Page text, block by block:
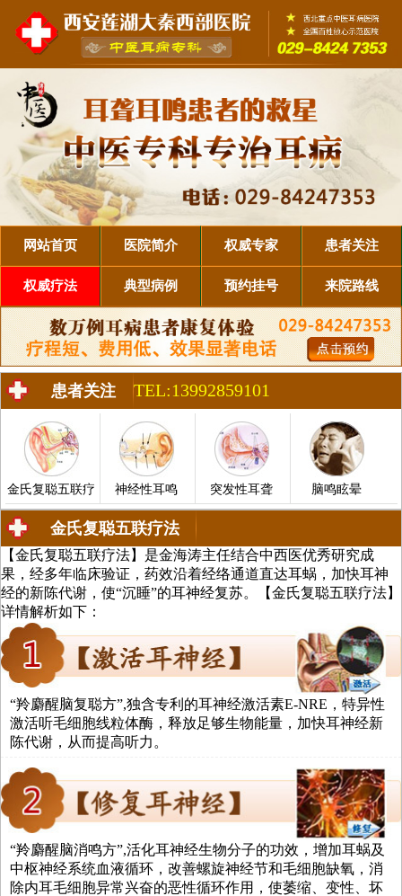
网站首页 医院简介 权威专家 患者关注
权威疗法 典型病例 预约挂号 来院路线
患者关注 TEL:13992859101
金氏复聪五联疗
法
神经性耳鸣 突发性耳聋 脑鸣眩晕
金氏复聪五联疗法
中医治疗耳聋、耳鸣、中耳炎、脑鸣
【金氏复聪五联疗法】是金海涛主任结合中西医优秀研究成
果，经多年临床验证，药效沿着经络通道直达耳蜗，加快耳神
经的新陈代谢，使“沉睡”的耳神经复苏。【金氏复聪五联疗法】
详情解析如下：
“羚麝醒脑复聪方”,独含专利的耳神经激活素E-NRE，特异性
激活听毛细胞线粒体酶，释放足够生物能量，加快耳神经新
陈代谢，从而提高听力。
“羚麝醒脑消鸣方”,活化耳神经生物分子的功效，增加耳蜗及
中枢神经系统血液循环，改善螺旋神经节和毛细胞缺氧，消
除内耳毛细胞异常兴奋的恶性循环作用，使萎缩、变性、坏